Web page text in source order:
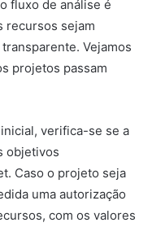
fluxo de análise é
recursos sejam
Vejamos
projetos passam
verifica-se se a
objetivos
Caso o projeto seja
uma autorização
com os valores